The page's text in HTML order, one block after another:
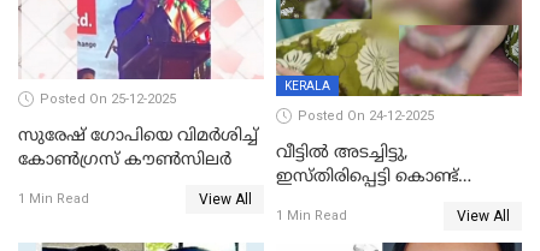
Posted On 25-12-2025
സുരേഷ് ഗോപിയെ വിമര്‍ശിച്ച്
കോണ്‍ഗ്രസ് കൗണ്‍സിലര്‍
1 Min Read View All
KERALA
Posted On 24-12-2025
വീട്ടിൽ അടച്ചിട്ടു,
ഇസ്തിരിപ്പെട്ടി കൊണ്ട്
ഗർഭിണിയായ യുവതിക്ക് ക്രൂര
1 Min Read View All